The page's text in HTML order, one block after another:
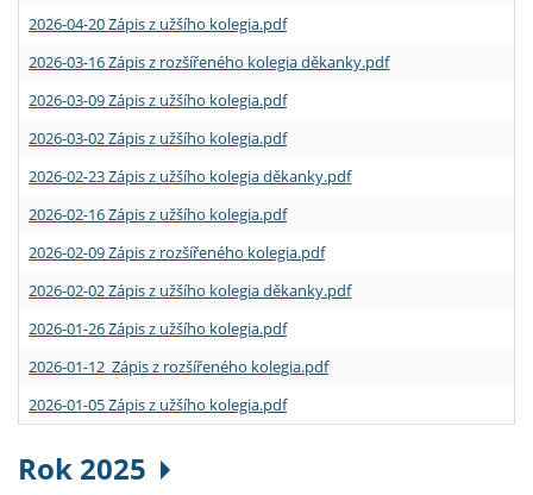
2026-04-20 Zápis z užšího kolegia.pdf
2026-03-16 Zápis z rozšířeného kolegia děkanky.pdf
2026-03-09 Zápis z užšího kolegia.pdf
2026-03-02 Zápis z užšího kolegia.pdf
2026-02-23 Zápis z užšího kolegia děkanky.pdf
2026-02-16 Zápis z užšího kolegia.pdf
2026-02-09 Zápis z rozšířeného kolegia.pdf
2026-02-02 Zápis z užšího kolegia děkanky.pdf
2026-01-26 Zápis z užšího kolegia.pdf
2026-01-12 Zápis z rozšířeného kolegia.pdf
2026-01-05 Zápis z užšího kolegia.pdf
Rok 2025